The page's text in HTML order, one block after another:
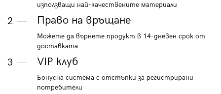
използващи най-качествените материали
2 Право на връщане
Можете да върнете продукт в 14-дневен срок от
доставката
3 VIP клуб
Бонусна система с отстъпки за регистрирани
потребители